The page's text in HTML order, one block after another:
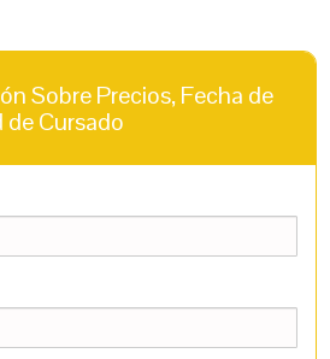
Sobre Precios, Fecha de
de Cursado